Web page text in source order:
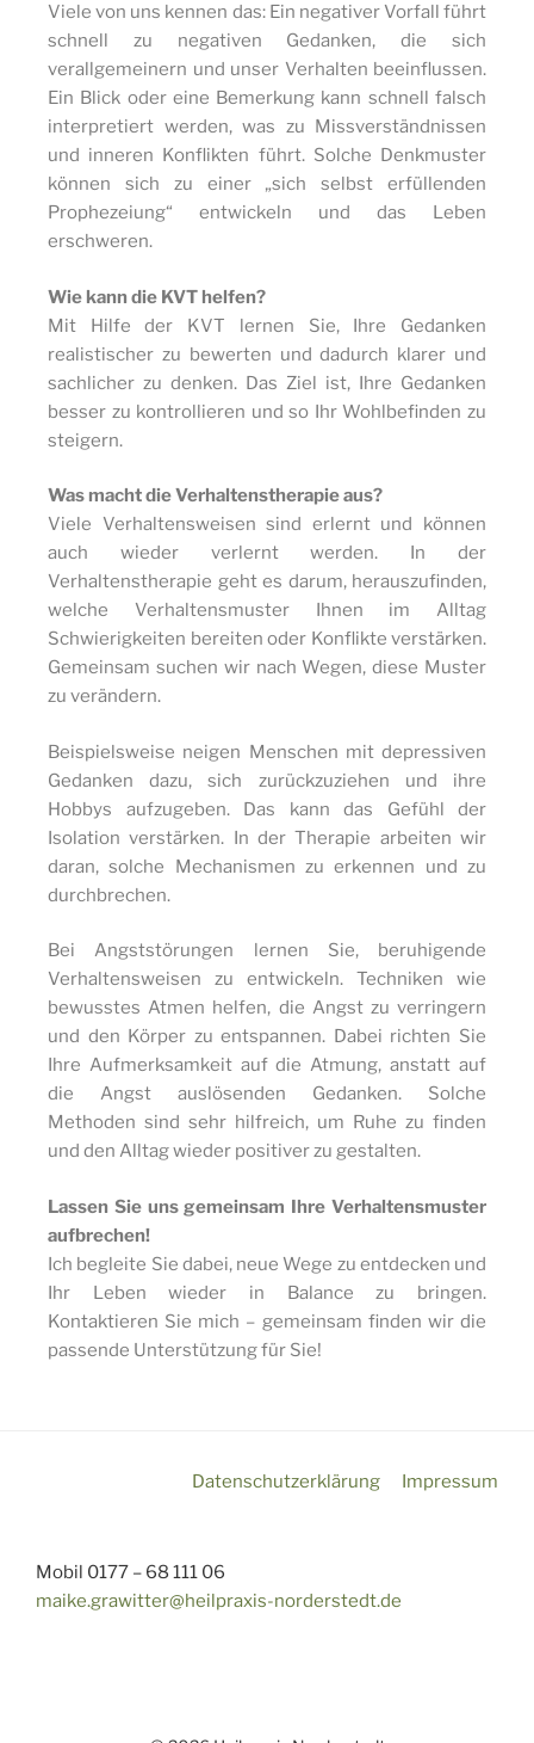
Viele von uns kennen das: Ein negativer Vorfall führt
schnell zu negativen Gedanken, die sich
verallgemeinern und unser Verhalten beeinflussen.
Ein Blick oder eine Bemerkung kann schnell falsch
interpretiert werden, was zu Missverständnissen
und inneren Konflikten führt. Solche Denkmuster
können sich zu einer „sich selbst erfüllenden
Prophezeiung“ entwickeln und das Leben
erschweren.
Wie kann die KVT helfen?
Mit Hilfe der KVT lernen Sie, Ihre Gedanken
realistischer zu bewerten und dadurch klarer und
sachlicher zu denken. Das Ziel ist, Ihre Gedanken
besser zu kontrollieren und so Ihr Wohlbefinden zu
steigern.
Was macht die Verhaltenstherapie aus?
Viele Verhaltensweisen sind erlernt und können
auch wieder verlernt werden. In der
Verhaltenstherapie geht es darum, herauszufinden,
welche Verhaltensmuster Ihnen im Alltag
Schwierigkeiten bereiten oder Konflikte verstärken.
Gemeinsam suchen wir nach Wegen, diese Muster
zu verändern.
Beispielsweise neigen Menschen mit depressiven
Gedanken dazu, sich zurückzuziehen und ihre
Hobbys aufzugeben. Das kann das Gefühl der
Isolation verstärken. In der Therapie arbeiten wir
daran, solche Mechanismen zu erkennen und zu
durchbrechen.
Bei Angststörungen lernen Sie, beruhigende
Verhaltensweisen zu entwickeln. Techniken wie
bewusstes Atmen helfen, die Angst zu verringern
und den Körper zu entspannen. Dabei richten Sie
Ihre Aufmerksamkeit auf die Atmung, anstatt auf
die Angst auslösenden Gedanken. Solche
Methoden sind sehr hilfreich, um Ruhe zu finden
und den Alltag wieder positiver zu gestalten.
Lassen Sie uns gemeinsam Ihre Verhaltensmuster
aufbrechen!
Ich begleite Sie dabei, neue Wege zu entdecken und
Ihr Leben wieder in Balance zu bringen.
Kontaktieren Sie mich – gemeinsam finden wir die
passende Unterstützung für Sie!
Datenschutzerklärung Impressum
Mobil 0177 – 68 111 06
maike.grawitter@heilpraxis-norderstedt.de